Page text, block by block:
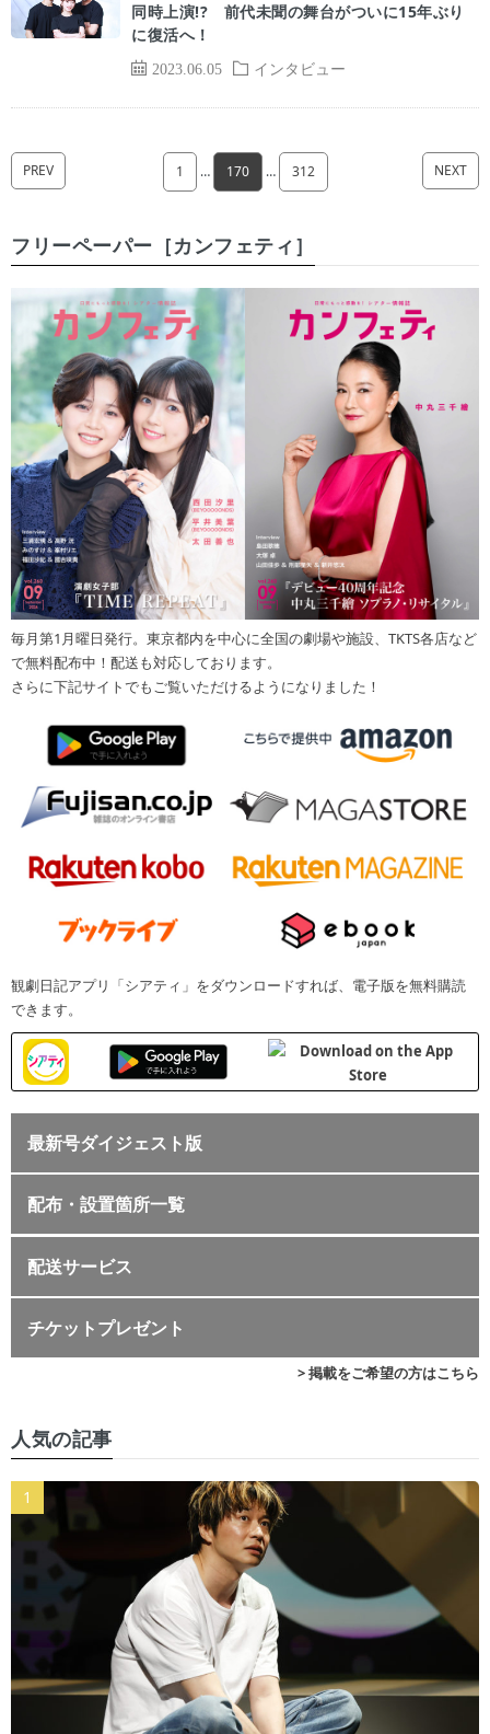
2023.06.05 インタビュー
同時上演!? 前代未聞の舞台がついに15年ぶり
に復活へ！
PREV 1 … 170 … 312 NEXT
フリーペーパー［カンフェティ］
毎月第1月曜日発行。東京都内を中心に全国の劇場や施設、TKTS各店など
で無料配布中！配送も対応しております。
さらに下記サイトでもご覧いただけるようになりました！
観劇日記アプリ「シアティ」をダウンロードすれば、電子版を無料購読
できます。
最新号ダイジェスト版
配布・設置箇所一覧
配送サービス
チケットプレゼント
> 掲載をご希望の方はこちら
人気の記事